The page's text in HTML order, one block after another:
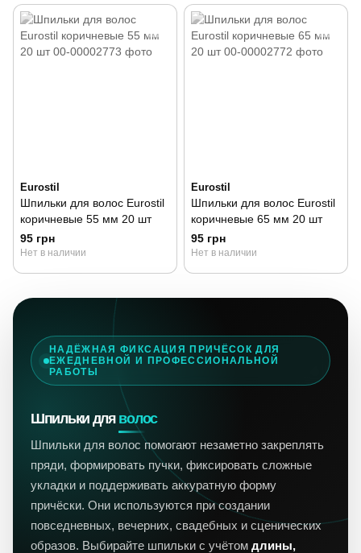
Eurostil
Шпильки для волос Eurostil
коричневые 55 мм 20 шт
95 грн
Нет в наличии
Eurostil
Шпильки для волос Eurostil
коричневые 65 мм 20 шт
95 грн
Нет в наличии
НАДЁЖНАЯ ФИКСАЦИЯ ПРИЧЁСОК ДЛЯ
ЕЖЕДНЕВНОЙ И ПРОФЕССИОНАЛЬНОЙ
РАБОТЫ
Шпильки для волос
Шпильки для волос помогают незаметно закреплять
пряди, формировать пучки, фиксировать сложные
укладки и поддерживать аккуратную форму
причёски. Они используются при создании
повседневных, вечерних, свадебных и сценических
образов. Выбирайте шпильки с учётом длины,